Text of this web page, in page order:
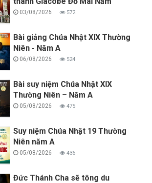
03/08/2026 572
Bài giảng Chúa Nhật XIX Thường
Niên - Năm A
06/08/2026 524
Bài suy niệm Chúa Nhật XIX
Thường Niên – Năm A
05/08/2026 475
Suy niệm Chúa Nhật 19 Thường
Niên năm A
05/08/2026 436
Đức Thánh Cha sẽ tông du